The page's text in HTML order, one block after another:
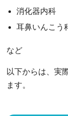
消化器内科
耳鼻いんこう
など
以下からは、実
ます。